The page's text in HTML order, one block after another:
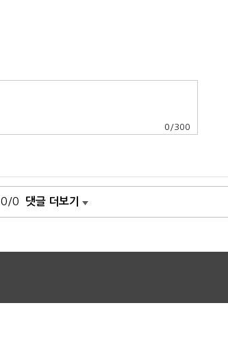
0 /300
0/0 댓글 더보기